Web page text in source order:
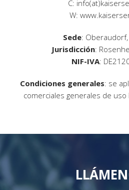
C:
W:
Sede:
Jurisdicción:
NIF-IVA:
Condiciones generales: se
comerciales generales de